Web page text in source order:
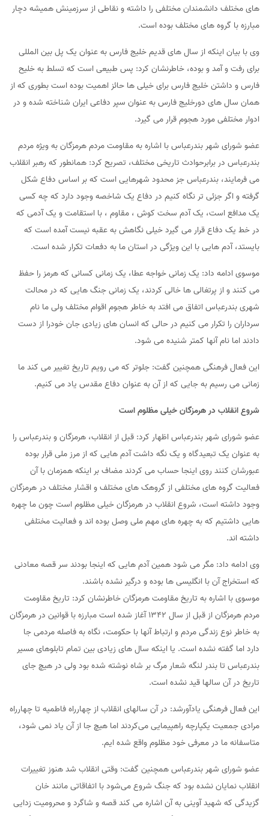
های مختلف دانشمندان مختلفی را داشته و نقاطی از سرزمینش همیشه دچار
مبارزه با گروه های مختلف بوده است.
وی با بیان اینکه از سال های قدیم خلیج فارس به عنوان یک پل بین المللی
برای رفت و آمد و بوده، خاطرنشان کرد: پس طبیعی است که تسلط به خلیح
فارس و داشتن خلیج فارس برای خیلی ها حائز اهمیت بوده است بطوری که از
همان سال های دورخلیج فارس به عنوان سپر دفاعی ایران شناخته شده و در
ادوار مختلفی مورد هجوم قرار می گیرد.
عضو شورای شهر بندرعباس با اشاره به مقاومت مردم هرمزگان به ویژه مردم
بندرعباس در برابرحوادث تاریخی مختلف، تصریح کرد: همانطور که رهبر انقلاب
می فرمایند، بندرعباس جز محدود شهرهایی است که بر اساس دفاع شکل
گرفته و اگر جزئی تر نگاه کنیم در دفاع یک شاخصه وجود دارد که چه کسی
یک مدافع است، یک آدم سخت کوش ، مقاوم ، با استقامت و یک آدمی که
در خط یک دفاع قرار می گیرد خیلی نگاهش به عقبه نیست آمده است که
بایستد، آدم هایی با این ویژگی در استان ما به دفعات تکرار شده است.
موسوی ادامه داد: یک زمانی خواجه عطا، یک زمانی کسانی که هرمز را حفظ
می کنند و از پرتغالی ها خالی کردند، یک زمانی جنگ هایی که در محالت
شهری بندرعباس اتفاق می افتد به خاطر هجوم اقوام مختلف ولی ما نام
سرداران را تکرار می کنیم در حالی که انسان های زیادی جان خودرا از دست
دادند اما نام آنها کمتر شنیده می شود.
این فعال فرهنگی همچنین گفت: جلوتر که می رویم تاریخ تغییر می کند ما
زمانی می رسیم به جایی که از آن به عنوان دفاع مقدس یاد می کنیم.
شروع انقلاب در هرمزگان خیلی مظلوم است
عضو شورای شهر بندرعباس اظهار کرد: قبل از انقلاب، هرمزگان و بندرعباس را
به عنوان یک تبعیدگاه و یک نگه داشت آدم هایی که از مرز ملی قرار بوده
عبورشان کنند روی اینجا حساب می کردند مضاف بر اینکه همزمان با آن
فعالیت گروه های مختلفی از گروهک های مختلف و اقشار مختلف در هرمزگان
وجود داشته است، شروع انقلاب در هرمزگان خیلی مظلوم است چون ما چهره
هایی داشتیم که به چهره های مهم ملی وصل بوده اند و فعالیت مختلفی
داشته اند.
وی ادامه داد: مگر می شود همین آدم هایی که اینجا بودند سر قصه معادنی
که استخراج آن با انگلیسی ها بوده و درگیر نشده باشند.
موسوی با اشاره به تاریخ مقاومت هرمزگان خاطرنشان کرد: تاریخ مقاومت
مردم هرمزگان از قبل از سال ۱۳۴۲ آغاز شده است مبارزه با قوانین در هرمزگان
به خاطر نوع زندگی مردم و ارتباط آنها با حکومت، نگاه به فاصله مردمی جا
دارد اما گفته نشده است. یا اینکه سال های زیادی بین تمام تابلوهای مسیر
بندرعباس تا بندر لنگه شعار مرگ بر شاه نوشته شده بود ولی در هیچ جای
تاریخ در آن سالها قید نشده است.
این فعال فرهنگی یادآورشد: در آن سالهای انقلاب از چهارراه فاطمیه تا چهارراه
مرادی جمعیت یکپارچه راهپیمایی می‌کردند اما هیچ جا از آن یاد نمی شود،
متاسفانه ما در معرفی خود مظلوم واقع شده ایم.
عضو شورای شهر بندرعباس همچنین گفت: وقتی انقلاب شد هنوز تغییرات
انقلاب نمایان نشده بود که جنگ شروع می‌شود با اتفاقاتی مانند خان
گزیدگی که شهید آوینی به آن اشاره می کند قصه و شاگرد و محرومیت زدایی